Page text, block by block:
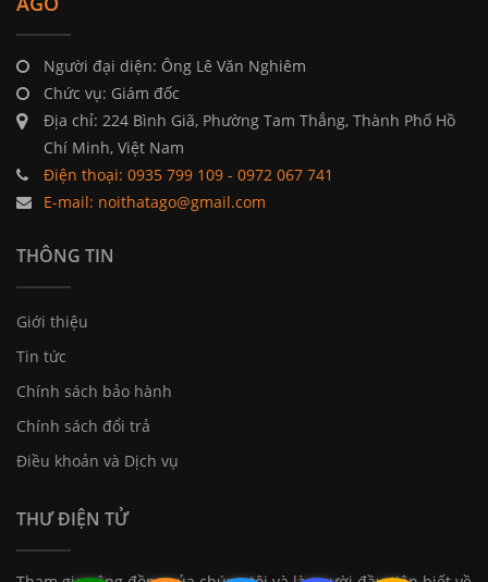
Người đại diện: Ông Lê Văn Nghiêm
Chức vụ: Giám đốc
Địa chỉ: 224 Bình Giã, Phường Tam Thắng, Thành Phố Hồ
Chí Minh, Việt Nam
Điện thoại: 0935 799 109 - 0972 067 741
E-mail: noithatago@gmail.com
THÔNG TIN
Giới thiệu
Tin tức
Chính sách bảo hành
Chính sách đổi trả
Điều khoản và Dịch vụ
THƯ ĐIỆN TỬ